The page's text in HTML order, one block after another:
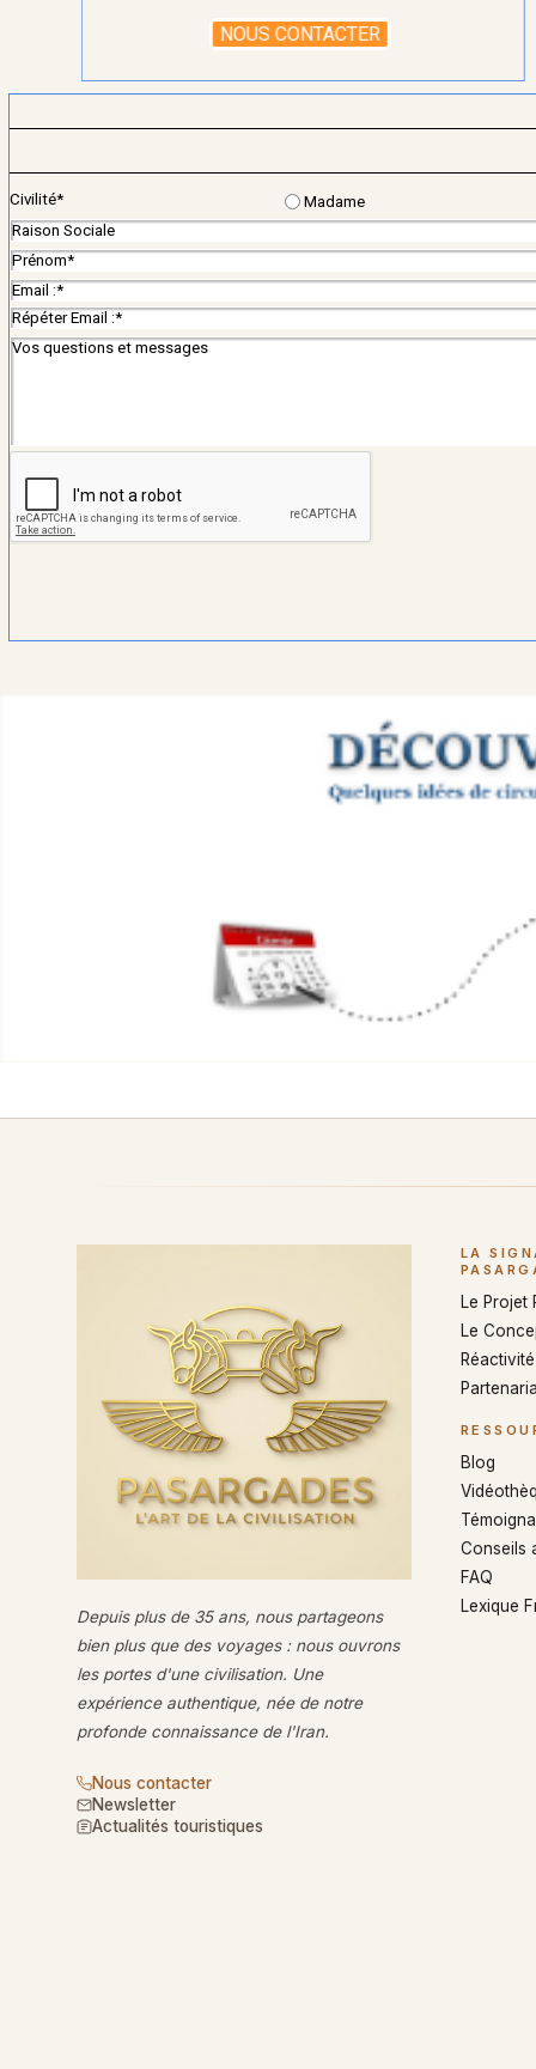
NOUS CONTACTER
Civilité* Madame
Depuis plus de 35 ans, nous partageons
bien plus que des voyages : nous ouvrons
les portes d'une civilisation. Une
expérience authentique, née de notre
profonde connaissance de l'Iran.
Nous contacter
Newsletter
Actualités touristiques
LA
Le Projet
Le
Blog
Conseils
FAQ
Lexique